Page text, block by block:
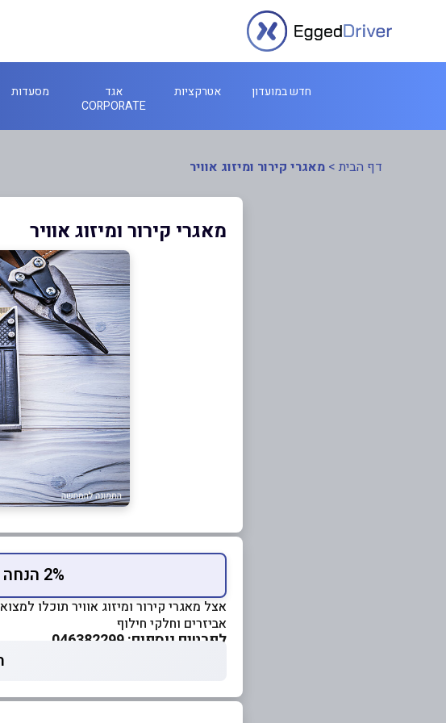
חדש במועדון אטרקציות
אגד
CORPORATE
מסעדות
דף הבית > מאגרי קירור ומיזוג אוויר
מאגרי קירור ומיזוג אוויר
2% הנחה אוטומטית למשלמים בכרטיס המועדון
אצל מאגרי קירור ומיזוג אוויר תוכלו
אביזרים וחלקי חילוף
לפרטים נוספים: 046382299